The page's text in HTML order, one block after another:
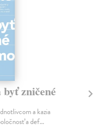
zničené
a kazia
a def...